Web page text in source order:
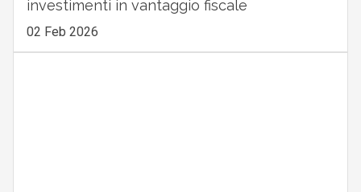
investimenti in vantaggio fiscale
02 Feb 2026